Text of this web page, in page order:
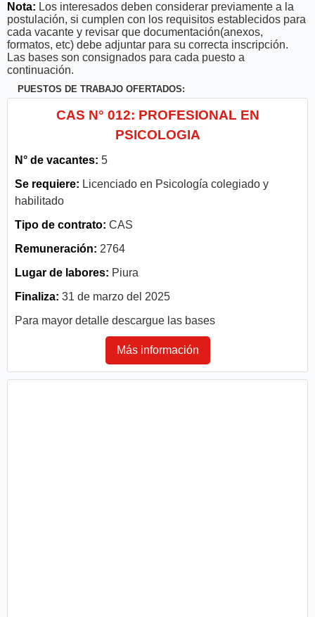
Nota: Los interesados deben considerar previamente a la
postulación, si cumplen con los requisitos establecidos para
cada vacante y revisar que documentación(anexos,
formatos, etc) debe adjuntar para su correcta inscripción.
Las bases son consignados para cada puesto a
continuación.
PUESTOS DE TRABAJO OFERTADOS:
CAS N° 012: PROFESIONAL EN
PSICOLOGIA
N° de vacantes: 5
Se requiere: Licenciado en Psicología colegiado y
habilitado
Tipo de contrato: CAS
Remuneración: 2764
Lugar de labores: Piura
Finaliza: 31 de marzo del 2025
Para mayor detalle descargue las bases
Más información